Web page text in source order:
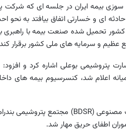
بیمه ایران در جلسه ای که شرکت
ای و خسارتی اتفاق بیافتد به
تحمیل شده صنعت بیمه با راهبری
و سرمایه های ملی کشور برقرار
اعلام شد، کنسرسیوم بیمه های
مصنوعی (BDSR
اطفای حریق مهار شد.